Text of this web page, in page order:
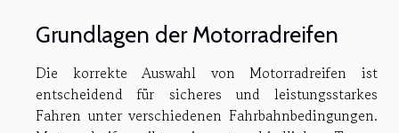
Grundlagen der Motorradreifen
Die korrekte Auswahl von Motorradreifen ist
entscheidend für sicheres und leistungsstarkes
Fahren unter verschiedenen Fahrbahnbedingungen.